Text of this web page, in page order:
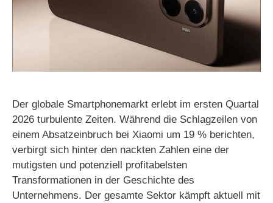
Der globale Smartphonemarkt erlebt im ersten Quartal
2026 turbulente Zeiten. Während die Schlagzeilen von
einem Absatzeinbruch bei Xiaomi um 19 % berichten,
verbirgt sich hinter den nackten Zahlen eine der
mutigsten und potenziell profitabelsten
Transformationen in der Geschichte des
Unternehmens. Der gesamte Sektor kämpft aktuell mit